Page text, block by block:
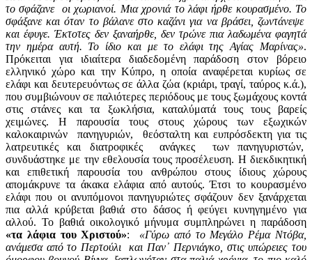
το σφάζανε οι χωριανοί. Μια χρονιά το λάφι ήρθε κουρασμένο. Το
σφάξανε και όταν το βάλανε στο καζάνι για να βράσει, ζωντάνεψε
και έφυγε. Έκτοτες δεν ξαναήρθε, δεν τρώνε πια λαδωμένα φαγητά
την ημέρα αυτή. Το ίδιο και με το ελάφι της Αγίας Μαρίνας».
Πρόκειται για ιδιαίτερα διαδεδομένη παράδοση στον βόρειο
ελληνικό χώρο και την Κύπρο, η οποία αναφέρεται κυρίως σε
ελάφι και δευτερευόντως σε άλλα ζώα (κριάρι, τραγί, ταύρος κ.ά.),
που συμβιώνουν σε παλιότερες περιόδους με τους ξωμάχους κοντά
στις στάνες και τα ξωκλήσια, καταλύματά τους τους βαρείς
χειμώνες. Η παρουσία τους στους χώρους των εξωχικών
καλοκαιρινών πανηγυριών, θεόσταλτη και ευπρόσδεκτη για τις
λατρευτικές και διατροφικές ανάγκες των πανηγυριστών,
συνδυάστηκε με την εθελουσία τους προσέλευση. Η διεκδικητική
και επιθετική παρουσία του ανθρώπου στους ίδιους χώρους
απομάκρυνε τα άκακα ελάφια από αυτούς. Έτσι το κουρασμένο
ελάφι που οι ανυπόμονοι πανηγυριώτες σφάζουν δεν ξανάρχεται
πια αλλά κρύβεται βαθιά στο δάσος ή φεύγει κυνηγημένο για
αλλού. Το βαθιά οικολογικό μήνυμα συμπληρώνει η παράδοση
«τα λάφια του Χριστού»: «Γύρω από το Μεγάλο Ρέμα Ντόβα,
ανάμεσα από το Περτούλι και Παν᾽ Περνιάγκο, στις υπώρειες του